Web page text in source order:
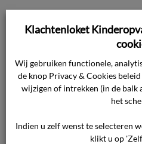
De eigenaar van een
speeltoestel is
veiligheid ervan. Als een
gaat spelen in het
geval de gemeente of
verantwoordelijk voor de
Kindercentra zijn dus
worden ook niet verplicht
Klachtenloket
Wij gebruiken functionele,
de knop Privacy & Cookies
wijzigen of intrekken (in de balk
het
Indien u zelf wenst te selecteren
klikt u op